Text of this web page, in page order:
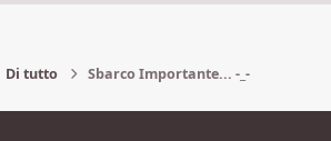
Di tutto Sbarco Importante... -_-